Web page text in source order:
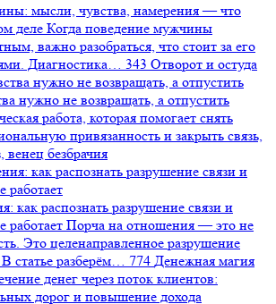
мысли, чувства, намерения — что
деле Когда поведение мужчины
важно разобраться, что стоит за его
Диагностика…
343 Отворот и остуда
нужно не возвращать, а отпустить
работа, которая помогает снять
привязанность и закрыть связь,
венец безбрачия
как распознать разрушение связи и
работает Порча на отношения — это не
Это целенаправленное разрушение
статье разберём…
774 Денежная магия